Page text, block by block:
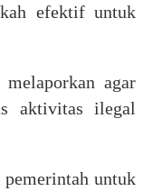
efektif untuk
agar
aktivitas ilegal
pemerintah untuk